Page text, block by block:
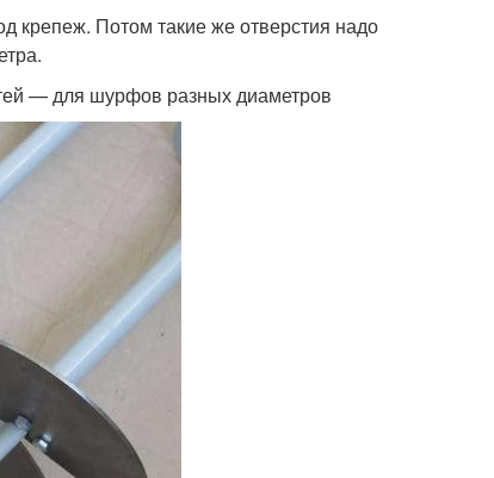
крепеж. Потом такие же отверстия надо
— для шурфов разных диаметров